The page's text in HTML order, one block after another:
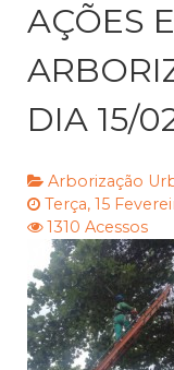
AÇÕES
DIA 15/
Arborização
Terça, 15
1310 Acessos